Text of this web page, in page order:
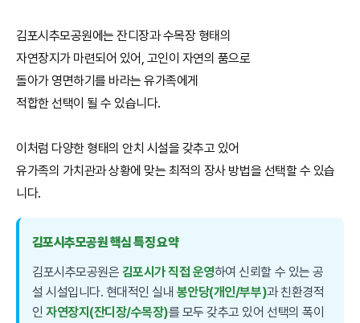
김포시추모공원에는 잔디장과 수목장 형태의
자연장지가 마련되어 있어, 고인이 자연의 품으로
돌아가 영면하기를 바라는 유가족에게
적합한 선택이 될 수 있습니다.
이처럼 다양한 형태의 안치 시설을 갖추고 있어
유가족의 가치관과 상황에 맞는 최적의 장사 방법을 선택할 수 있습
니다.
김포시추모공원 핵심 특징 요약
김포시추모공원은 김포시가 직접 운영하여 신뢰할 수 있는 공
설 시설입니다. 현대적인 실내 봉안당(개인/부부)과 친환경적
인자연장지(잔디장/수목장)를 모두 갖추고 있어 선택의 폭이